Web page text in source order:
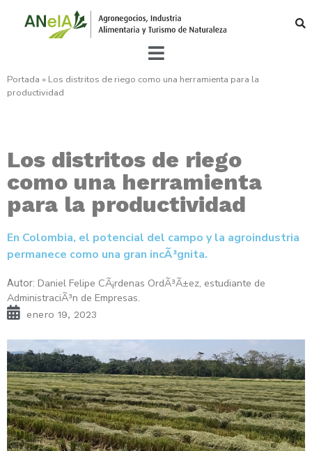
Portada » Los distritos de riego como una herramienta para la
productividad
Los distritos de riego
como una herramienta
para la productividad
En Colombia, el potencial del campo y la agroindustria
permanece como una gran incÃ³gnita.
Autor: Daniel Felipe CÃ¡rdenas OrdÃ³Ã±ez, estudiante de
AdministraciÃ³n de Empresas.
enero 19, 2023